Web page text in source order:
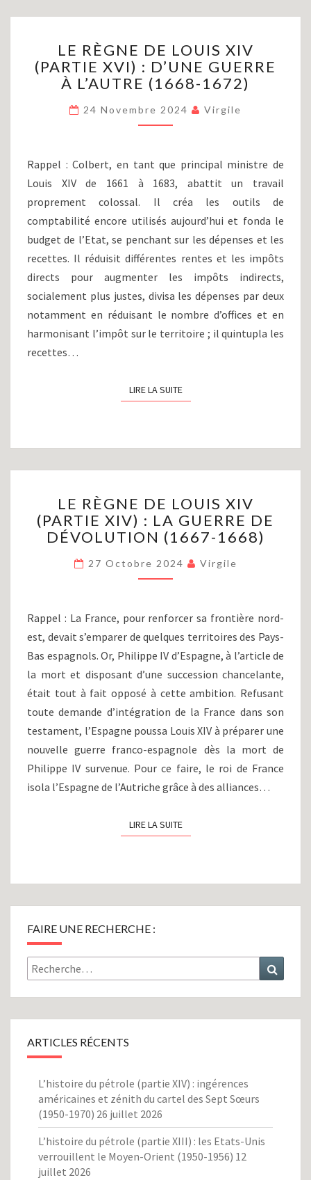
RÈGNE
DE
LOUIS
(PARTIE
XVI)
D’UNE
GUERRE
À
L’AUTRE
(1668-
1672)
LE RÈGNE DE LOUIS XIV
(PARTIE XVI) : D’UNE GUERRE
À L’AUTRE (1668-1672)
24 Novembre 2024 Virgile
Rappel : Colbert, en tant que principal ministre de
Louis XIV de 1661 à 1683, abattit un travail
proprement colossal. Il créa les outils de
comptabilité encore utilisés aujourd’hui et fonda le
budget de l’Etat, se penchant sur les dépenses et les
recettes. Il réduisit différentes rentes et les impôts
directs pour augmenter les impôts indirects,
socialement plus justes, divisa les dépenses par deux
notamment en réduisant le nombre d’offices et en
harmonisant l’impôt sur le territoire ; il quintupla les
recettes…
LIRE LA SUITELIRE LA SUITE
RÈGNE
DE
LOUIS
(PARTIE
XIV)
LA
GUERRE
DE
DÉVOLUTION
(1667-
1668)
LE RÈGNE DE LOUIS XIV
(PARTIE XIV) : LA GUERRE DE
DÉVOLUTION (1667-1668)
27 Octobre 2024 Virgile
Rappel : La France, pour renforcer sa frontière nord-
est, devait s’emparer de quelques territoires des Pays-
Bas espagnols. Or, Philippe IV d’Espagne, à l’article de
la mort et disposant d’une succession chancelante,
était tout à fait opposé à cette ambition. Refusant
toute demande d’intégration de la France dans son
testament, l’Espagne poussa Louis XIV à préparer une
nouvelle guerre franco-espagnole dès la mort de
Philippe IV survenue. Pour ce faire, le roi de France
isola l’Espagne de l’Autriche grâce à des alliances…
LIRE LA SUITELIRE LA SUITE
FAIRE UNE RECHERCHE :
Rechercher :
ARTICLES RÉCENTS
L’histoire du pétrole (partie XIV) : ingérences
américaines et zénith du cartel des Sept Sœurs
(1950-1970) 26 juillet 2026
L’histoire du pétrole (partie XIII) : les Etats-Unis
verrouillent le Moyen-Orient (1950-1956) 12
juillet 2026